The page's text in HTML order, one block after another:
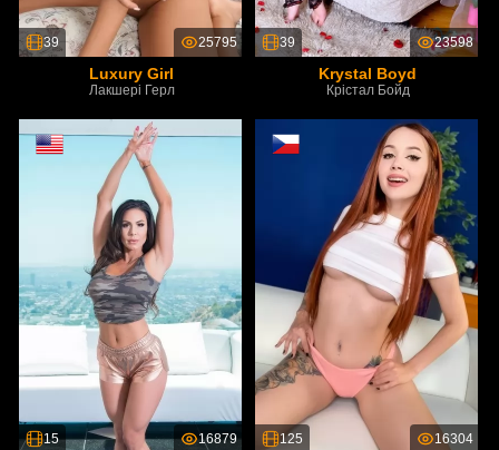
39 25795
Luxury Girl
Лакшері Герл
39 23598
Krystal Boyd
Крістал Бойд
15 16879 125 16304